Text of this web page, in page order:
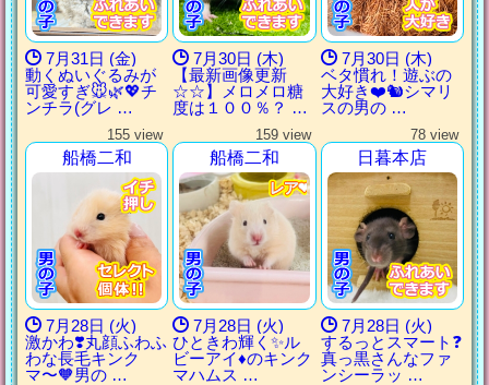
7月31日 (金)
動くぬいぐるみが
可愛すぎ🐭🌿💖チ
ンチラ(グレ …
7月30日 (木)
【最新画像更新
☆☆】メロメロ糖
度は１００％？ …
7月30日 (木)
ベタ慣れ！遊ぶの
大好き❤️🐿️シマリ
スの男の …
155 view
船橋二和
7月28日 (火)
激かわ❣️丸顔ふわふ
わな長毛キンク
マ〜🧡男の …
159 view
船橋二和
レア❤️
レア❤️
レア❤️
レア❤️
7月28日 (火)
ひときわ輝く✨ル
ビーアイ♦️のキンク
マハムス …
78 view
日暮本店
7月28日 (火)
するっとスマート❓
真っ黒さんなファ
ンシーラッ …